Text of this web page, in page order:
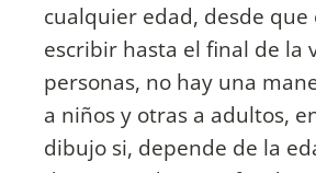
cualquier edad, desde que
escribir hasta el final de la
personas, no hay una
a niños y otras a adultos,
dibujo si, depende de la